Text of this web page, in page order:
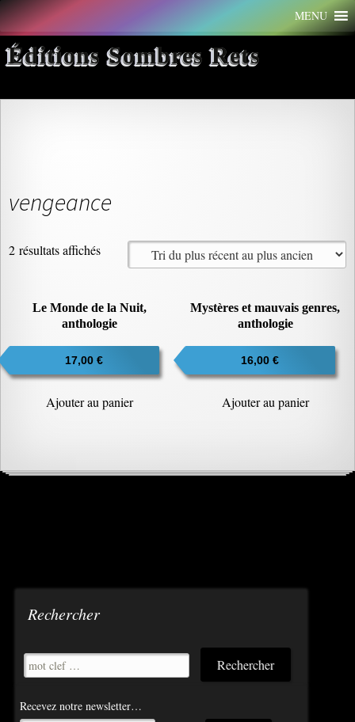
Aller
au
contenu
MENU
Éditions Sombres Rets
vengeance
2 résultats affichésTrié
récent
au
plus
ancien
Le Monde de la Nuit,
anthologie
17,00 €
Ajouter au panier
Mystères et mauvais genres,
anthologie
16,00 €
Ajouter au panier
Rechercher
Recevez notre newsletter…